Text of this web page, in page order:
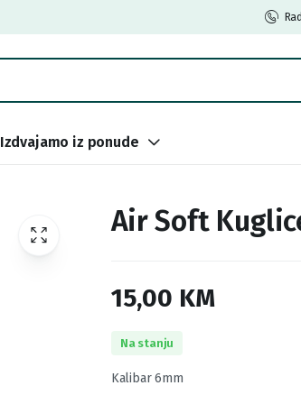
Izdvajamo iz ponude
Air Soft
15,00 KM
Na stanju
Kalibar 6mm